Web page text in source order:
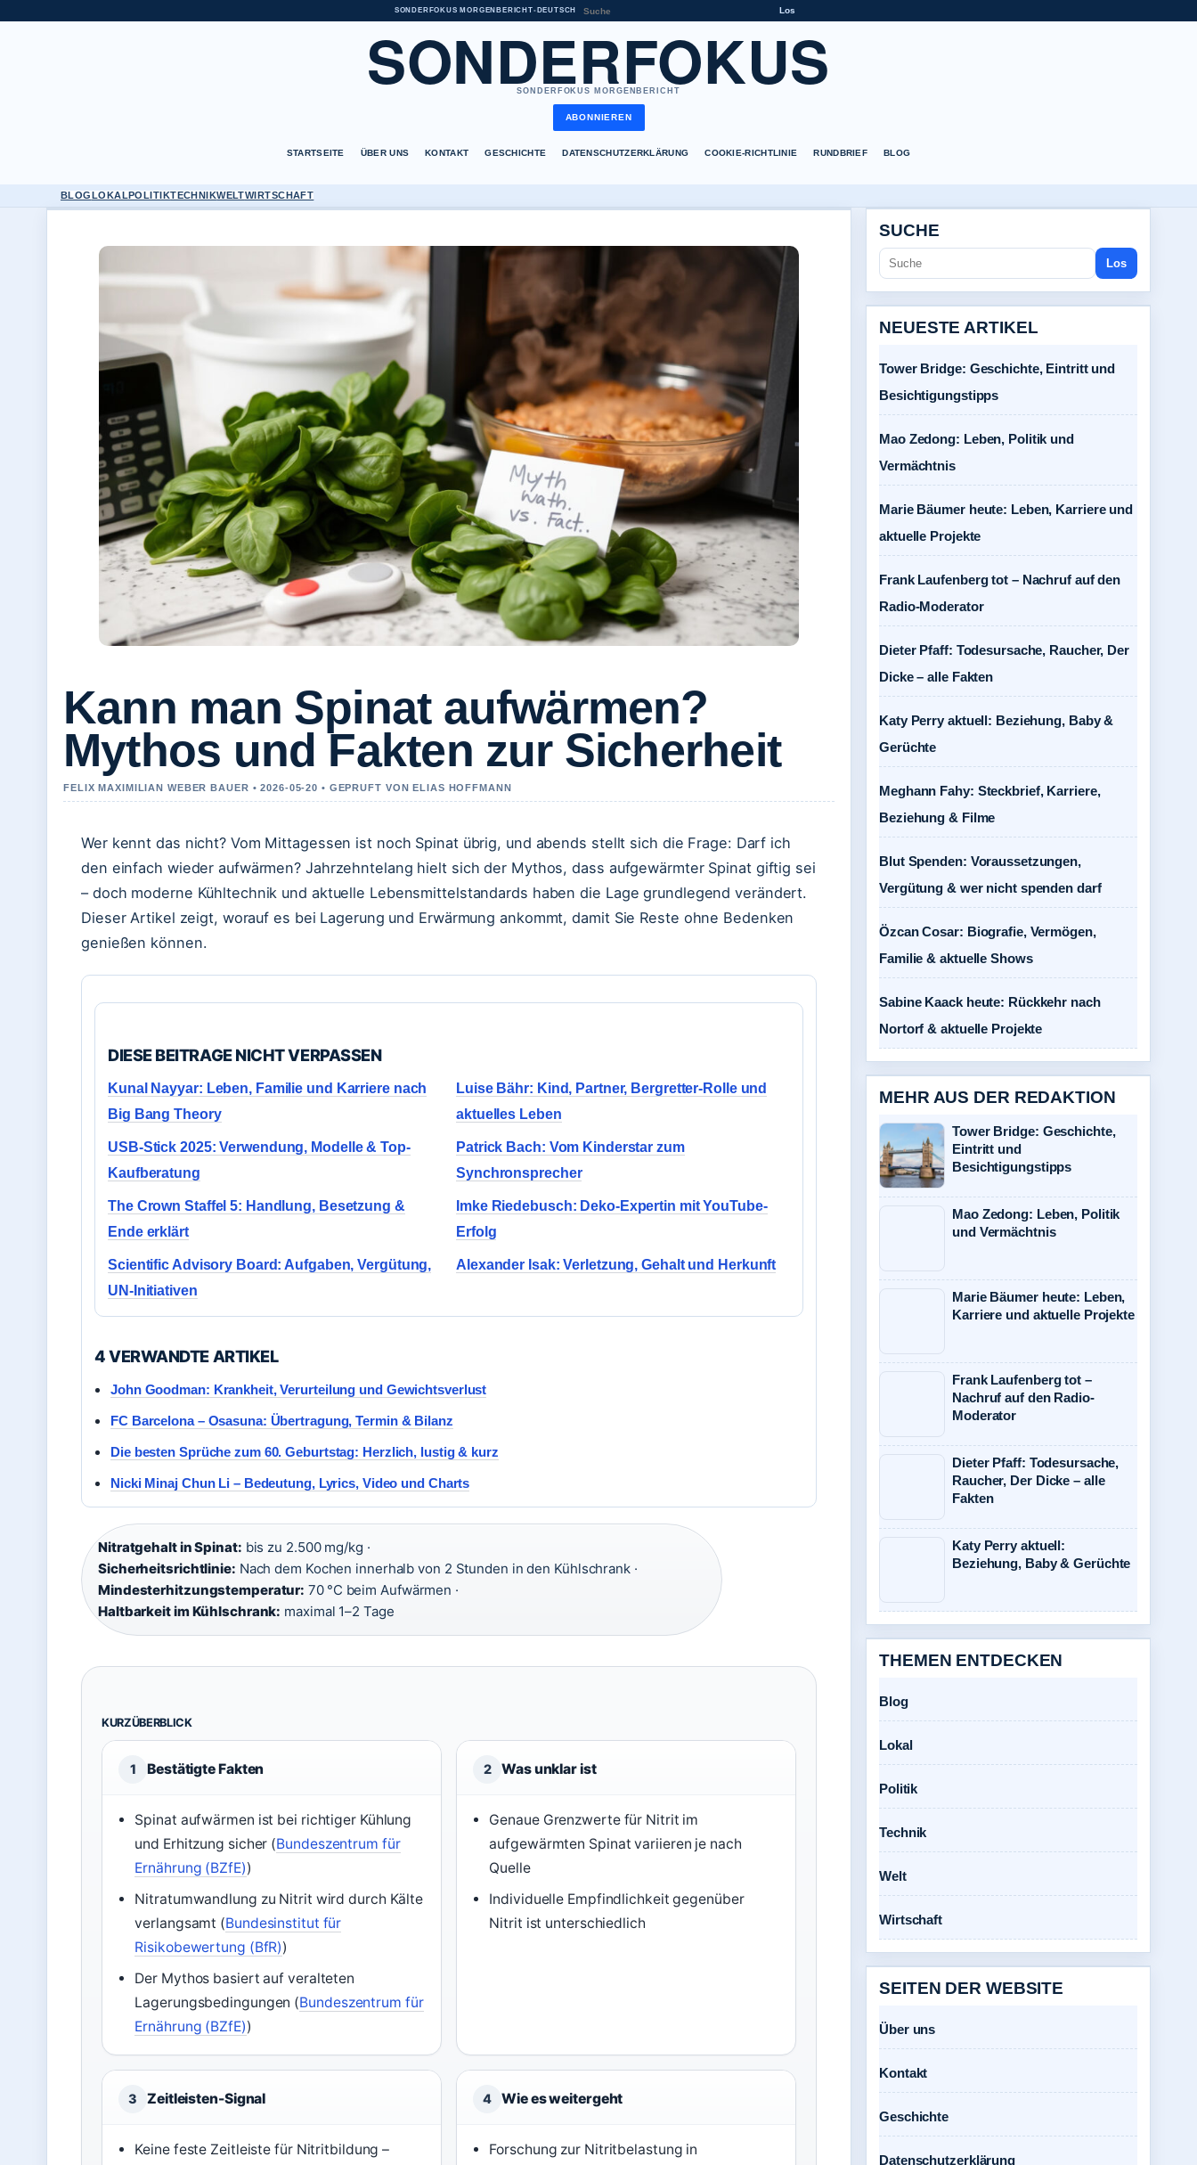
SONDERFOKUS MORGENBERICHT• DEUTSCH Los
SONDERFOKUS
SONDERFOKUS MORGENBERICHT
ABONNIEREN
STARTSEITE ÜBER UNS KONTAKT GESCHICHTE DATENSCHUTZERKLÄRUNG COOKIE-RICHTLINIE RUNDBRIEF BLOG
BLOGLOKALPOLITIKTECHNIKWELTWIRTSCHAFT
Kann man Spinat aufwärmen?
Mythos und Fakten zur Sicherheit
FELIX MAXIMILIAN WEBER BAUER • 2026-05-20 • GEPRUFT VON ELIAS HOFFMANN
Wer kennt das nicht? Vom Mittagessen ist noch Spinat übrig, und abends stellt sich die Frage: Darf ich
den einfach wieder aufwärmen? Jahrzehntelang hielt sich der Mythos, dass aufgewärmter Spinat giftig sei
– doch moderne Kühltechnik und aktuelle Lebensmittelstandards haben die Lage grundlegend verändert.
Dieser Artikel zeigt, worauf es bei Lagerung und Erwärmung ankommt, damit Sie Reste ohne Bedenken
genießen können.
DIESE BEITRAGE NICHT VERPASSEN
Kunal Nayyar: Leben, Familie und Karriere nach
Big Bang Theory
Luise Bähr: Kind, Partner, Bergretter-Rolle und
aktuelles Leben
USB-Stick 2025: Verwendung, Modelle & Top-
Kaufberatung
Patrick Bach: Vom Kinderstar zum
Synchronsprecher
The Crown Staffel 5: Handlung, Besetzung &
Ende erklärt
Imke Riedebusch: Deko-Expertin mit YouTube-
Erfolg
Scientific Advisory Board: Aufgaben, Vergütung,
UN-Initiativen
Alexander Isak: Verletzung, Gehalt und Herkunft
4 VERWANDTE ARTIKEL
John Goodman: Krankheit, Verurteilung und Gewichtsverlust
FC Barcelona – Osasuna: Übertragung, Termin & Bilanz
Die besten Sprüche zum 60. Geburtstag: Herzlich, lustig & kurz
Nicki Minaj Chun Li – Bedeutung, Lyrics, Video und Charts
Nitratgehalt in Spinat: bis zu 2.500 mg/kg ·
Sicherheitsrichtlinie: Nach dem Kochen innerhalb von 2 Stunden in den Kühlschrank ·
Mindesterhitzungstemperatur: 70 °C beim Aufwärmen ·
Haltbarkeit im Kühlschrank: maximal 1–2 Tage
KURZÜBERBLICK
1 Bestätigte Fakten
Spinat aufwärmen ist bei richtiger Kühlung
und Erhitzung sicher (Bundeszentrum für
Ernährung (BZfE))
Nitratumwandlung zu Nitrit wird durch Kälte
verlangsamt (Bundesinstitut für
Risikobewertung (BfR))
Der Mythos basiert auf veralteten
Lagerungsbedingungen (Bundeszentrum für
Ernährung (BZfE))
2 Was unklar ist
Genaue Grenzwerte für Nitrit im
aufgewärmten Spinat variieren je nach
Quelle
Individuelle Empfindlichkeit gegenüber
Nitrit ist unterschiedlich
3 Zeitleisten-Signal
Keine feste Zeitleiste für Nitritbildung –
4 Wie es weitergeht
Forschung zur Nitritbelastung in
SUCHE
Los
NEUESTE ARTIKEL
Tower Bridge: Geschichte, Eintritt und
Besichtigungstipps
Mao Zedong: Leben, Politik und
Vermächtnis
Marie Bäumer heute: Leben, Karriere und
aktuelle Projekte
Frank Laufenberg tot – Nachruf auf den
Radio-Moderator
Dieter Pfaff: Todesursache, Raucher, Der
Dicke – alle Fakten
Katy Perry aktuell: Beziehung, Baby &
Gerüchte
Meghann Fahy: Steckbrief, Karriere,
Beziehung & Filme
Blut Spenden: Voraussetzungen,
Vergütung & wer nicht spenden darf
Özcan Cosar: Biografie, Vermögen,
Familie & aktuelle Shows
Sabine Kaack heute: Rückkehr nach
Nortorf & aktuelle Projekte
MEHR AUS DER REDAKTION
Tower Bridge: Geschichte,
Eintritt und
Besichtigungstipps
Mao Zedong: Leben, Politik
und Vermächtnis
Marie Bäumer heute: Leben,
Karriere und aktuelle Projekte
Frank Laufenberg tot –
Nachruf auf den Radio-
Moderator
Dieter Pfaff: Todesursache,
Raucher, Der Dicke – alle
Fakten
Katy Perry aktuell:
Beziehung, Baby & Gerüchte
THEMEN ENTDECKEN
Blog
Lokal
Politik
Technik
Welt
Wirtschaft
SEITEN DER WEBSITE
Über uns
Kontakt
Geschichte
Datenschutzerklärung